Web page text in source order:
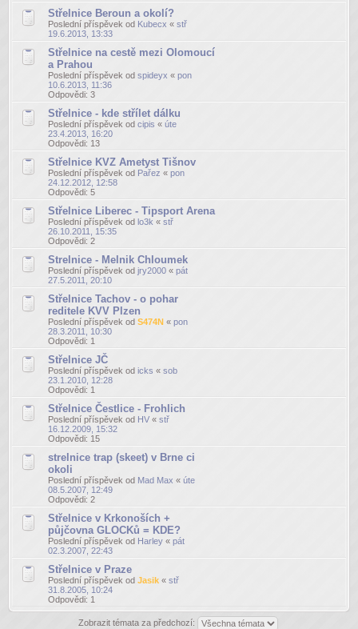
Střelnice Beroun a okolí?
Poslední příspěvek od Kubecx « stř
19.6.2013, 13:33
Střelnice na cestě mezi Olomoucí
a Prahou
Poslední příspěvek od spideyx « pon
10.6.2013, 11:36
Odpovědi: 3
Střelnice - kde střílet dálku
Poslední příspěvek od cipis « úte
23.4.2013, 16:20
Odpovědi: 13
Střelnice KVZ Ametyst Tišnov
Poslední příspěvek od Pařez « pon
24.12.2012, 12:58
Odpovědi: 5
Střelnice Liberec - Tipsport Arena
Poslední příspěvek od lo3k « stř
26.10.2011, 15:35
Odpovědi: 2
Strelnice - Melnik Chloumek
Poslední příspěvek od jry2000 « pát
27.5.2011, 20:10
Střelnice Tachov - o pohar
reditele KVV Plzen
Poslední příspěvek od S474N « pon
28.3.2011, 10:30
Odpovědi: 1
Střelnice JČ
Poslední příspěvek od icks « sob
23.1.2010, 12:28
Odpovědi: 1
Střelnice Čestlice - Frohlich
Poslední příspěvek od HV « stř
16.12.2009, 15:32
Odpovědi: 15
strelnice trap (skeet) v Brne ci
okoli
Poslední příspěvek od Mad Max « úte
08.5.2007, 12:49
Odpovědi: 2
Střelnice v Krkonoších +
půjčovna GLOCKů = KDE?
Poslední příspěvek od Harley « pát
02.3.2007, 22:43
Střelnice v Praze
Poslední příspěvek od Jasik « stř
31.8.2005, 10:24
Odpovědi: 1
Zobrazit témata za předchozí: